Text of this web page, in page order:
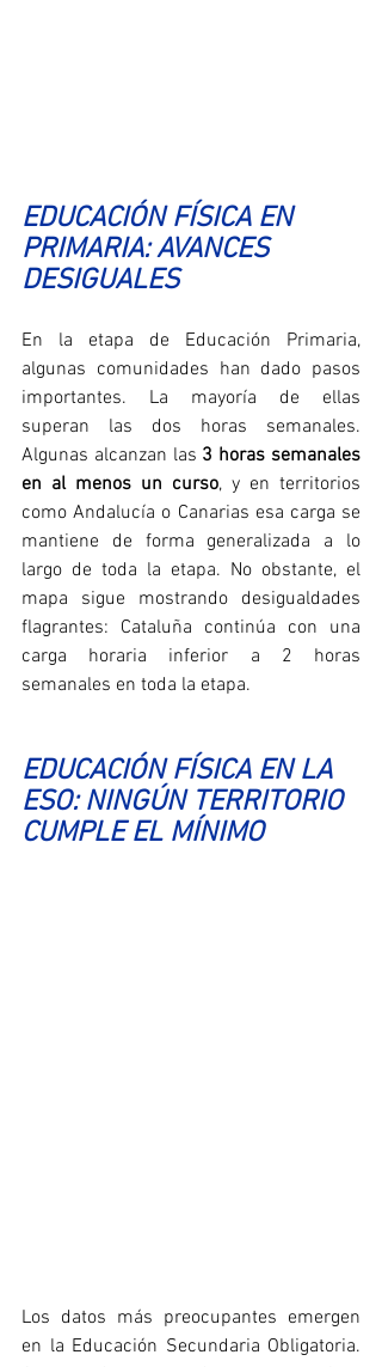
EDUCACIÓN FÍSICA EN
PRIMARIA: AVANCES
DESIGUALES
En la etapa de Educación Primaria,
algunas comunidades han dado pasos
importantes. La mayoría de ellas
superan las dos horas semanales.
Algunas alcanzan las 3 horas semanales
en al menos un curso, y en territorios
como Andalucía o Canarias esa carga se
mantiene de forma generalizada a lo
largo de toda la etapa. No obstante, el
mapa sigue mostrando desigualdades
flagrantes: Cataluña continúa con una
carga horaria inferior a 2 horas
semanales en toda la etapa.
EDUCACIÓN FÍSICA EN LA
ESO: NINGÚN TERRITORIO
CUMPLE EL MÍNIMO
Los datos más preocupantes emergen
en la Educación Secundaria Obligatoria.